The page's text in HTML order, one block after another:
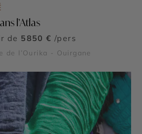
l’Atlas
de 5850 € /pers
de l’Ourika - Ouirgane